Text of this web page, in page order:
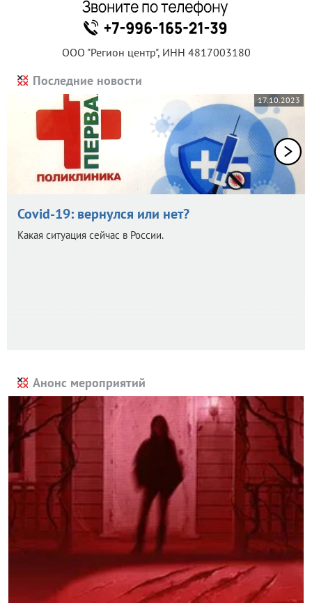
ООО "Регион центр", ИНН 4817003180
Последние новости
17.10.2023
Covid-19: вернулся или нет?
Какая ситуация сейчас в России.
Анонс мероприятий